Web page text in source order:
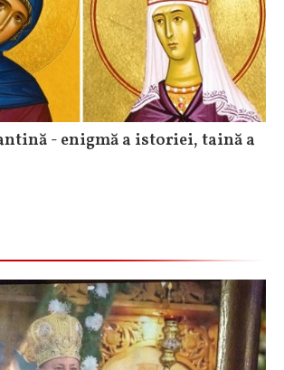
- enigmă a istoriei, taină a